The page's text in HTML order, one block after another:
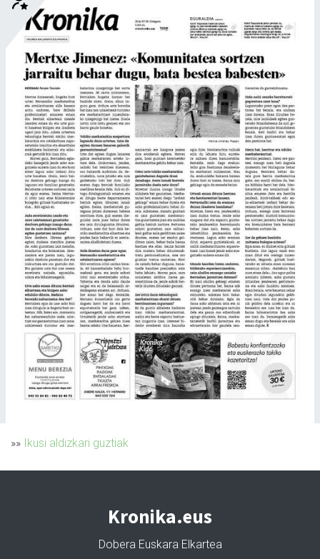
»» Ikusi aldizkari guztiak
Kronika.eus
Dobera Euskara Elkartea